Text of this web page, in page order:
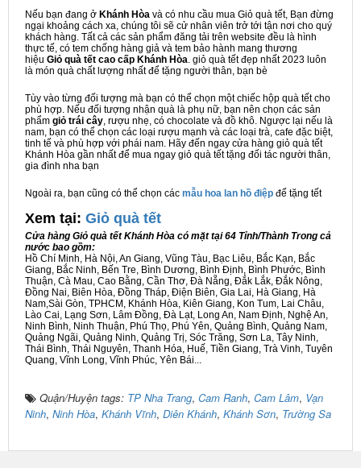
Nếu bạn đang ở Khánh Hòa và có nhu cầu mua Giỏ quà tết, Bạn đừng
ngại khoảng cách xa, chúng tôi sẽ cử nhân viên trở tới tận nơi cho quý
khách hàng. Tất cả các sản phẩm đăng tải trên website đều là hình
thực tế, có tem chống hàng giả và tem bảo hành mang thương
hiệu Giỏ quà tết cao cấp Khánh Hòa. giỏ quà tết đẹp nhất 2023 luôn
là món quà chất lượng nhất để tặng người thân, bạn bè
Tùy vào từng đối tượng mà bạn có thể chọn một chiếc hộp quà tết cho
phù hợp. Nếu đối tượng nhận quà là phụ nữ, bạn nên chọn các sản
phẩm giỏ trái cây, rượu nhẹ, có chocolate và đồ khô. Ngược lại nếu là
nam, bạn có thể chọn các loại rượu mạnh và các loại trà, cafe đặc biệt,
tinh tế và phù hợp với phái nam. Hãy đến ngay cửa hàng giỏ quà tết
Khánh Hòa gần nhất để mua ngay giỏ quà tết tặng đối tác người thân,
gia đình nha bạn
Ngoài ra, bạn cũng có thể chọn các mẫu hoa lan hồ điệp để tặng tết
Xem tại: Giỏ quà tết
Cửa hàng Giỏ quà tết Khánh Hòa có mặt tại 64 Tỉnh/Thành Trong cả
nước bao gồm:
Hồ Chí Minh, Hà Nội, An Giang, Vũng Tàu, Bạc Liêu, Bắc Kạn, Bắc
Giang, Bắc Ninh, Bến Tre, Bình Dương, Bình Định, Bình Phước, Bình
Thuận, Cà Mau, Cao Bằng, Cần Thơ, Đà Nẵng, Đắk Lắk, Đắk Nông,
Đồng Nai, Biên Hòa, Đồng Tháp, Điện Biên, Gia Lai, Hà Giang, Hà
Nam,Sài Gòn, TPHCM, Khánh Hòa, Kiên Giang, Kon Tum, Lai Châu,
Lào Cai, Lạng Sơn, Lâm Đồng, Đà Lạt, Long An, Nam Định, Nghệ An,
Ninh Bình, Ninh Thuận, Phú Thọ, Phú Yên, Quảng Bình, Quảng Nam,
Quảng Ngãi, Quảng Ninh, Quảng Trị, Sóc Trăng, Sơn La, Tây Ninh,
Thái Bình, Thái Nguyên, Thanh Hóa, Huế, Tiền Giang, Trà Vinh, Tuyên
Quang, Vĩnh Long, Vĩnh Phúc, Yên Bái...
Quận/Huyện tags: TP Nha Trang, Cam Ranh, Cam Lâm, Vạn
Ninh, Ninh Hòa, Khánh Vĩnh, Diên Khánh, Khánh Sơn, Trường Sa